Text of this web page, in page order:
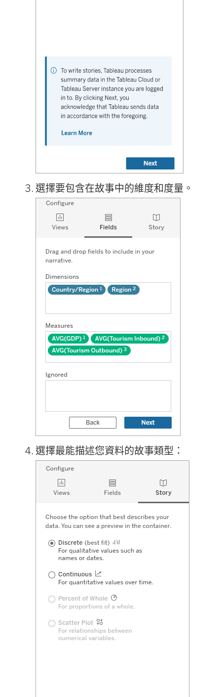
選擇要包含在故事中的維度和度量。
選擇最能描述您資料的故事類型：